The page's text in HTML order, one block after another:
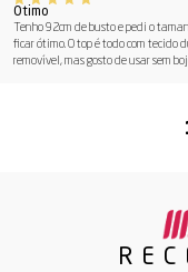
Ótimo
Tenho 92cm de busto e pedi o
ficar ótimo. O top é todo com tecido
removível, mas gosto de usar sem